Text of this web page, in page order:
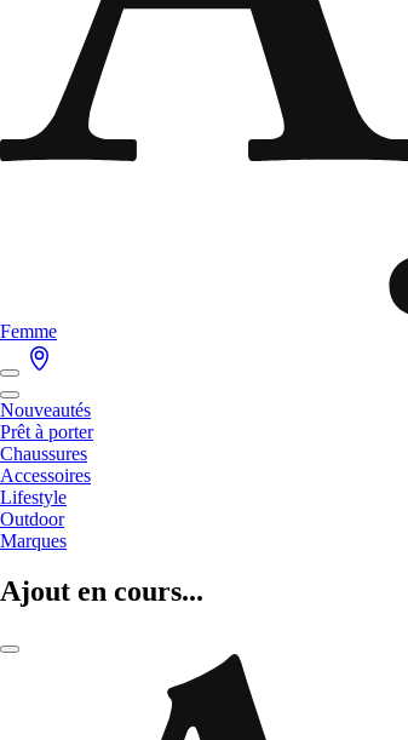
Femme
Nouveautés
Prêt à porter
Chaussures
Accessoires
Lifestyle
Outdoor
Marques
Ajout en cours...